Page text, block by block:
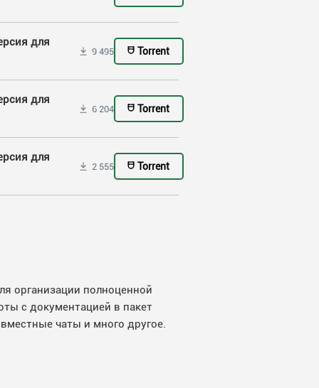
для
9 495 Torrent
для
6 204 Torrent
для
2 555 Torrent
организации полноценной
с документацией в пакет
чаты и много другое.